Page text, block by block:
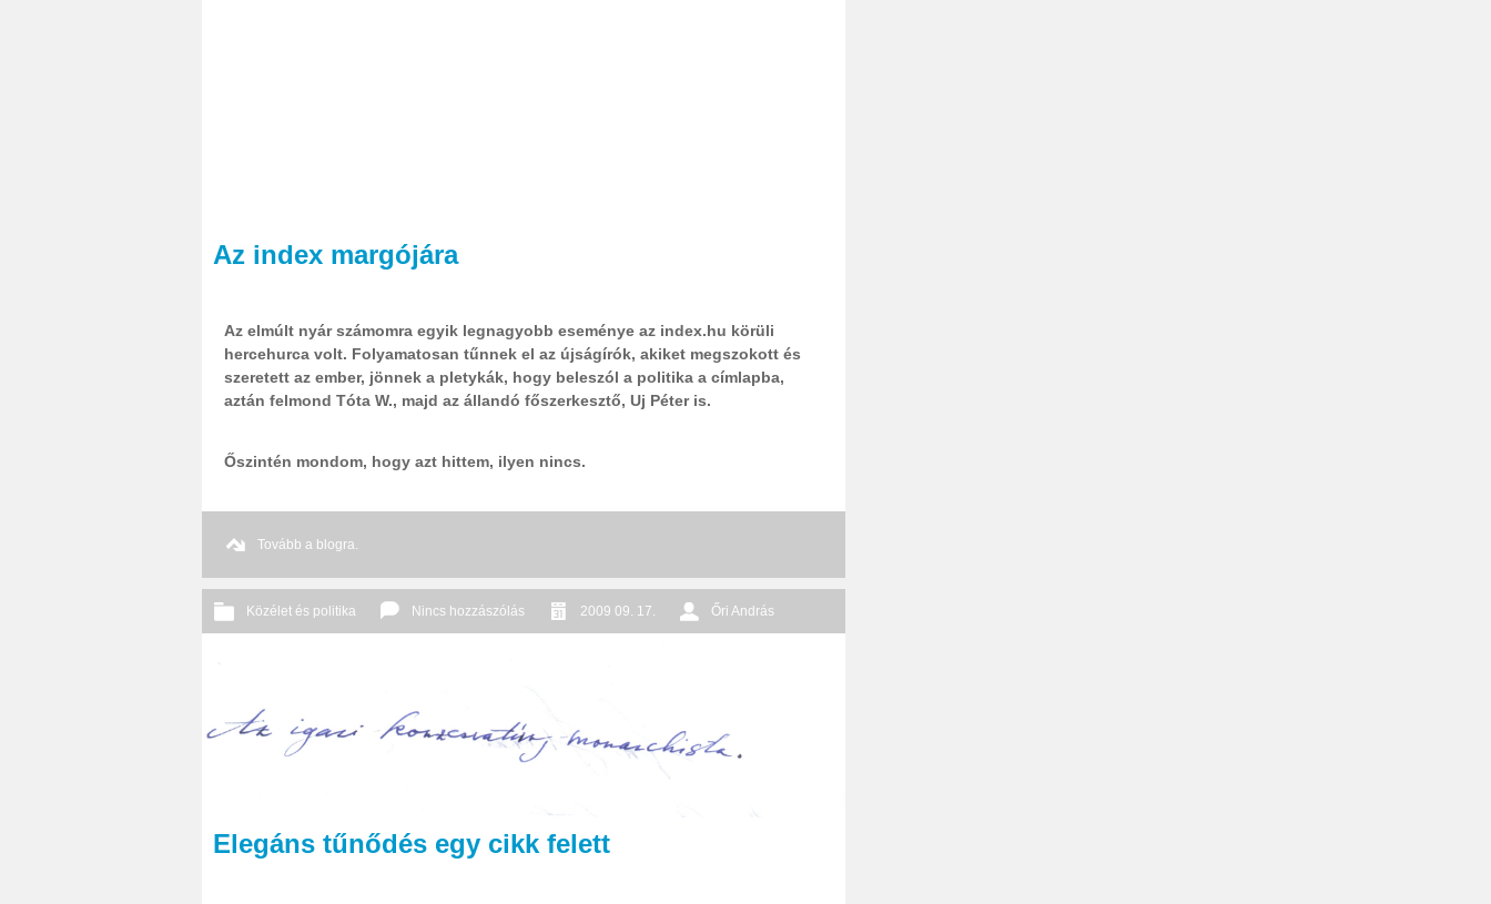
Az index margójára
Az elmúlt nyár számomra egyik legnagyobb eseménye az index.hu körüli
hercehurca volt. Folyamatosan tűnnek el az újságírók, akiket megszokott és
szeretett az ember, jönnek a pletykák, hogy beleszól a politika a címlapba,
aztán felmond Tóta W., majd az állandó főszerkesztő, Uj Péter is.
Őszintén mondom, hogy azt hittem, ilyen nincs.
Tovább a blogra.
Közélet és politika Nincs hozzászólás 2009 09. 17. Őri András
Elegáns tűnődés egy cikk felett